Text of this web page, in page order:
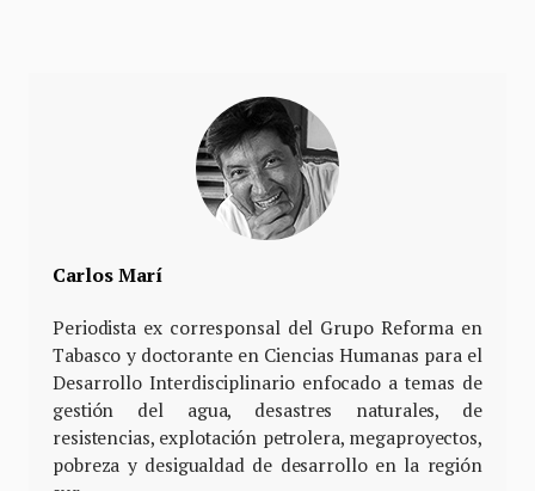
Carlos Marí
Periodista ex corresponsal del Grupo Reforma en
Tabasco y doctorante en Ciencias Humanas para el
Desarrollo Interdisciplinario enfocado a temas de
gestión del agua, desastres naturales, de
resistencias, explotación petrolera, megaproyectos,
pobreza y desigualdad de desarrollo en la región